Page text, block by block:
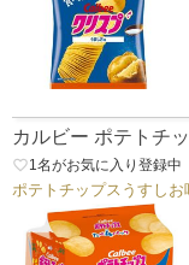
カルビー ポテトチ
favorite_border1 名がお気に入り登録中
ポテトチップスうすしお